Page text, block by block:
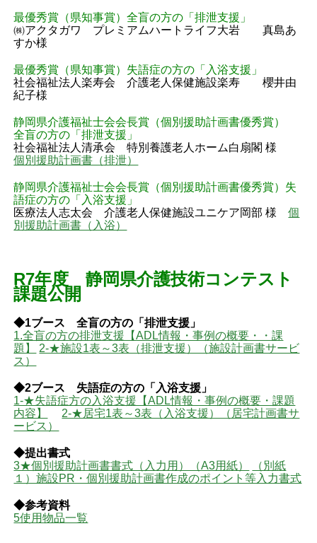
最優秀賞（県知事賞）全盲の方の「排泄支援」
㈱アクタガワ プレミアムハートライフ大岩 真島あ
すか様
最優秀賞（県知事賞）失語症の方の「入浴支援」
社会福祉法人楽寿会 介護老人保健施設楽寿 櫻井由
紀子様
静岡県介護福祉士会会長賞（個別援助計画書優秀賞）
全盲の方の「排泄支援」
社会福祉法人清承会 特別養護老人ホーム白扇閣 様
個別援助計画書（排泄）
静岡県介護福祉士会会長賞（個別援助計画書優秀賞）失
語症の方の「入浴支援」
医療法人志太会 介護老人保健施設ユニケア岡部 様個
別援助計画書（入浴）
R7年度 静岡県介護技術コンテスト
課題公開
◆1ブース 全盲の方の「排泄支援」
1.全盲の方の排泄支援【ADL情報・事例の概要・・課
題】
2-★施設1表～3表（排泄支援）（施設計画書サービ
ス）
◆2ブース 失語症の方の「入浴支援」
1-★失語症方の入浴支援【ADL情報・事例の概要・課題
内容】
2-★居宅1表～3表（入浴支援）（居宅計画書サ
ービス）
◆提出書式
3★個別援助計画書書式（入力用）（A3用紙）
（別紙
１）施設PR・個別援助計画書作成のポイント等入力書式
◆参考資料
5使用物品一覧